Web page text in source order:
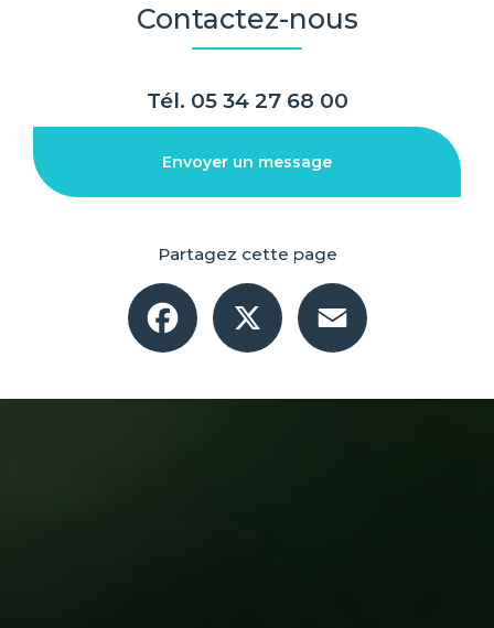
Contactez-nous
Tél. 05 34 27 68 00
Envoyer un message
Partagez cette page
Facebook